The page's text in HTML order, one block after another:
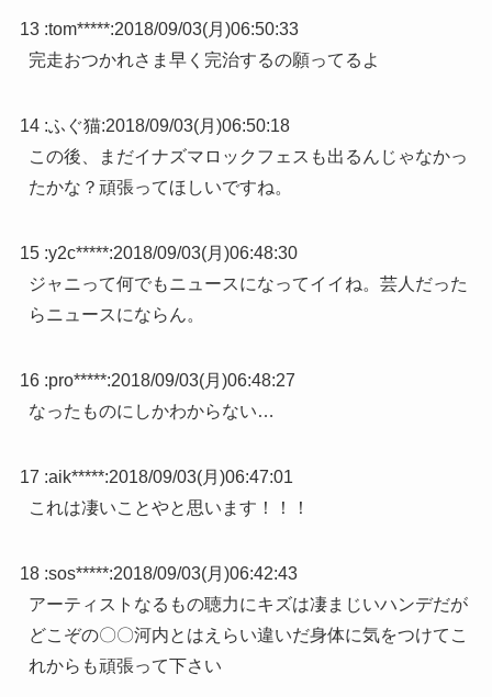
13 :tom*****:2018/09/03(月)06:50:33
完走おつかれさま早く完治するの願ってるよ
14 :ふぐ猫:2018/09/03(月)06:50:18
この後、まだイナズマロックフェスも出るんじゃなかっ
たかな？頑張ってほしいですね。
15 :y2c*****:2018/09/03(月)06:48:30
ジャニって何でもニュースになってイイね。芸人だった
らニュースにならん。
16 :pro*****:2018/09/03(月)06:48:27
なったものにしかわからない…
17 :aik*****:2018/09/03(月)06:47:01
これは凄いことやと思います！！！
18 :sos*****:2018/09/03(月)06:42:43
アーティストなるもの聴力にキズは凄まじいハンデだが
どこぞの〇〇河内とはえらい違いだ身体に気をつけてこ
れからも頑張って下さい